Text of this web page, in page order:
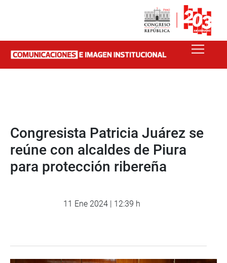
Congresista Patricia Juárez se
reúne con alcaldes de Piura
para protección ribereña
11 Ene 2024 | 12:39 h